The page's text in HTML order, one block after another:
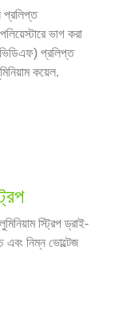
প্রলিপ্ত
ভাগ করা
প্রলিপ্ত
কয়েল.
স্ট্রিপ ড্রাই-
এবং নিম্ন ভোল্টেজ